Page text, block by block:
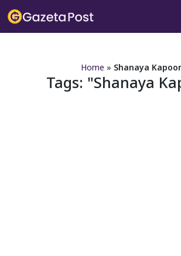
Home » Shanaya Kapoor
Tags: Shanaya